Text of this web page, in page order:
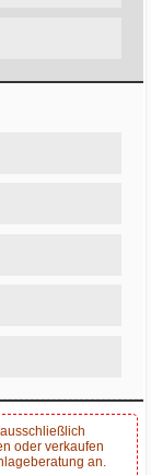
oder verkaufen
an.